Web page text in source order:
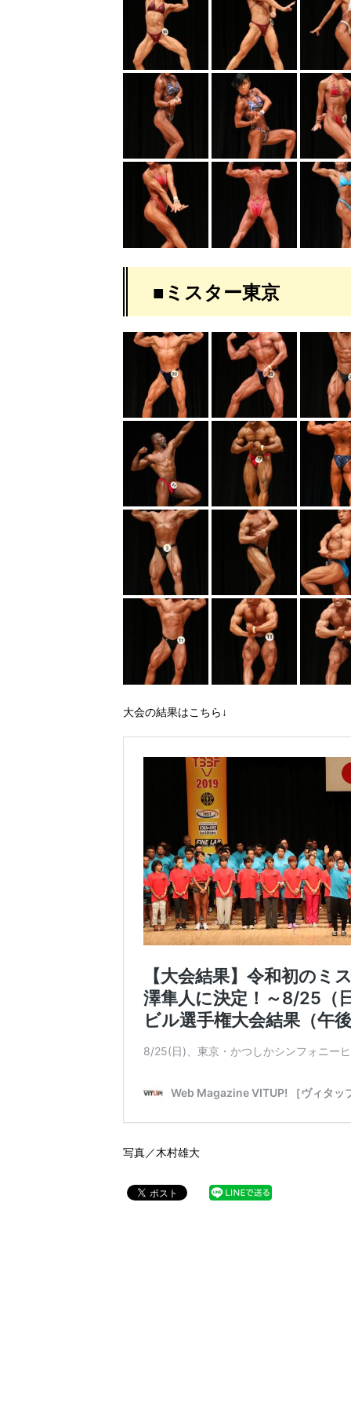
■ミスター東京
大会の結果はこちら↓
写真／木村雄大